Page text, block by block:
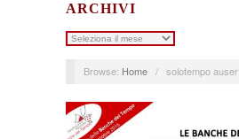
ARCHIVI
Archivi
Browse: Home / solotempo auser